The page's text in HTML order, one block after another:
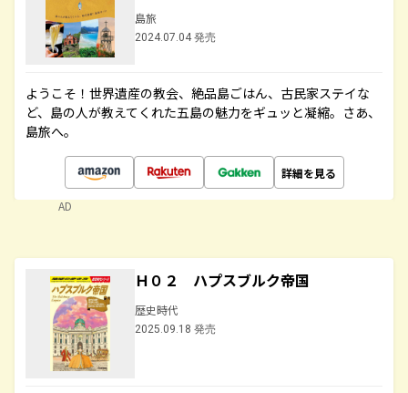
島旅
2024.07.04 発売
ようこそ！世界遺産の教会、絶品島ごはん、古民家ステイな
ど、島の人が教えてくれた五島の魅力をギュッと凝縮。さあ、
島旅へ。
詳細を見る
AD
Ｈ０２ ハプスブルク帝国
歴史時代
2025.09.18 発売